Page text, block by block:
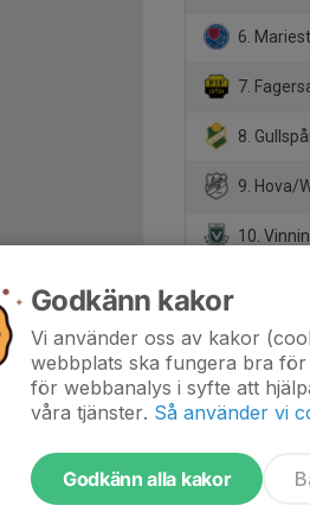
6.
7.
8.
9. Hova/
10.
12.
Godkänn kakor
Vi använder oss av kakor
webbplats ska fungera bra för
för webbanalys i syfte att
våra tjänster. Så använder vi
Godkänn alla kakor